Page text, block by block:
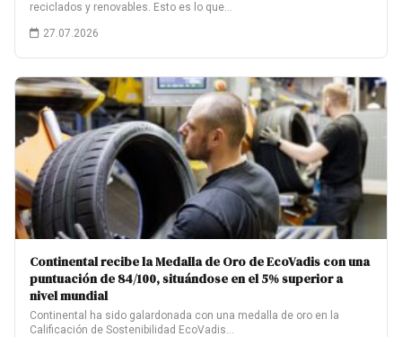
reciclados y renovables. Esto es lo que…
27.07.2026
Continental recibe la Medalla de Oro de EcoVadis con una
puntuación de 84/100, situándose en el 5% superior a
nivel mundial
Continental ha sido galardonada con una medalla de oro en la
Calificación de Sostenibilidad EcoVadis…